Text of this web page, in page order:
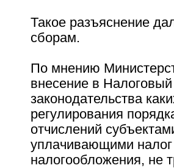
Такое разъяснение
сборам.
По мнению
внесение в
законодательства
регулирования
отчислений
уплачивающими
налогообложения, не